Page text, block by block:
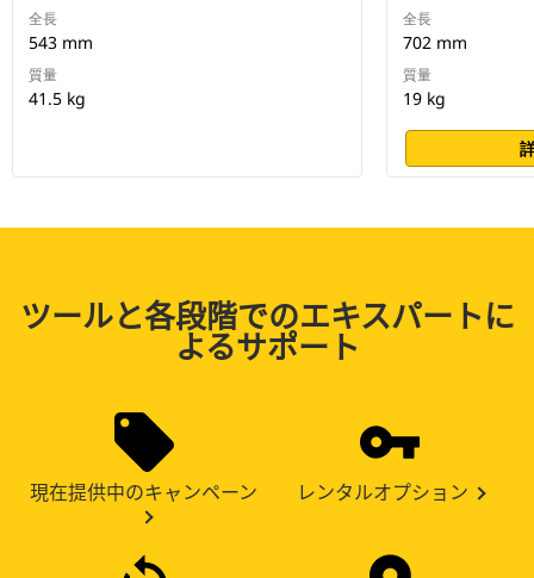
全長
543 mm
質量
41.5 kg
全長
702 mm
質量
19 kg
ツールと各段階でのエキスパートに
よるサポート
現在提供中のキャンペーン レンタルオプション